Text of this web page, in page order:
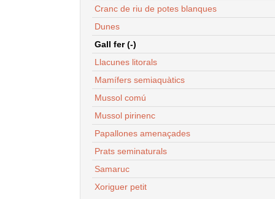
Cranc de riu de potes blanques
Dunes
Gall fer (-)
Llacunes litorals
Mamífers semiaquàtics
Mussol comú
Mussol pirinenc
Papallones amenaçades
Prats seminaturals
Samaruc
Xoriguer petit